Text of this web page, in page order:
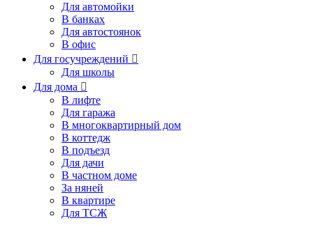
Для автомойки
В банках
Для автостоянок
В офис
Для госучреждений 
Для школы
Для дома 
В лифте
Для гаража
В многоквартирный дом
В коттедж
В подъезд
Для дачи
В частном доме
За няней
В квартире
Для ТСЖ